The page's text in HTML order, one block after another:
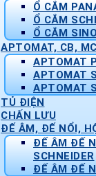
Ổ CẮM
Ổ CẮM
Ổ CẮM SINO
APTOMAT, CB,
APTOMAT
APTOMAT
APTOMAT
TỦ ĐIỆN
CHẤN LƯU
ĐẾ ÂM, ĐẾ NỔI,
ĐẾ ÂM ĐẾ
SCHNEIDER
ĐẾ ÂM ĐẾ